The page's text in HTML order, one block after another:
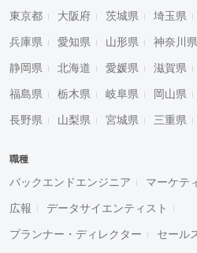
東京都 大阪府 茨城県 埼玉県
兵庫県 愛知県 山形県 神奈川県
静岡県 北海道 愛媛県 滋賀県
福島県 栃木県 岐阜県 岡山県
長野県 山梨県 宮城県 三重県
職種
バックエンドエンジニア マーケテ
広報 データサイエンティスト
プランナー・ディレクター セール